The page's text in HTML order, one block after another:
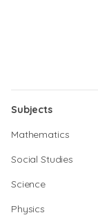
Subjects
Mathematics
Social Studies
Science
Physics